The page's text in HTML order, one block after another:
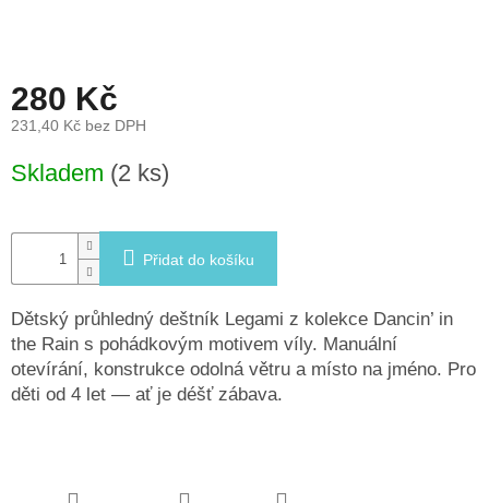
Prodejny
280 Kč
231,40 Kč bez DPH
cena:
Skladem (2 ks)
Přidat do košíku
Dětský průhledný deštník Legami z kolekce Dancin’ in
the Rain s pohádkovým motivem víly. Manuální
otevírání, konstrukce odolná větru a místo na jméno. Pro
děti od 4 let — ať je déšť zábava.